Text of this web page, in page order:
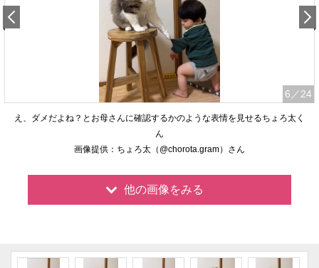
6 ／24
え、ダメだよね？とお母さんに確認するかのような表情を見せるちょろ太く
ん
画像提供：ちょろ太（@chorota.gram）さん
他の画像をみる